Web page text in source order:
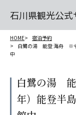
石川県観光公式
HOME
宿泊予約
白鷺の湯 能登 海舟 ※令
中
白鷺の湯
年）能登半